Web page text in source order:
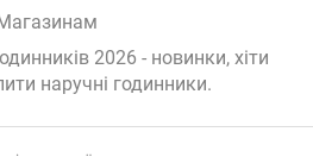
2026 - новинки, хіти
наручні годинники.